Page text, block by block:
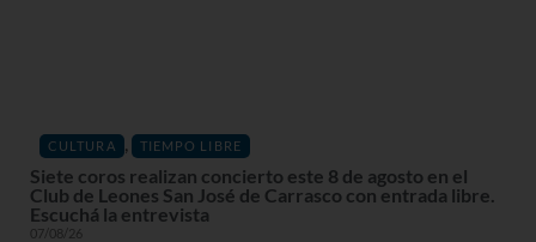
CULTURA , TIEMPO LIBRE
Siete coros realizan concierto este 8 de agosto en el
Club de Leones San José de Carrasco con entrada libre.
Escuchá la entrevista
07/08/26